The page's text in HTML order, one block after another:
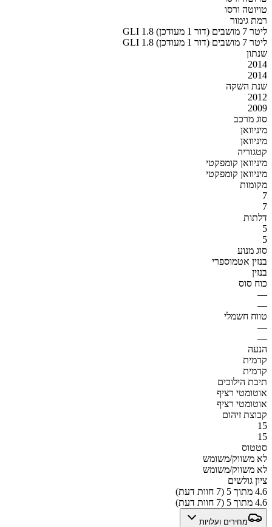
טויוטה ורסו
רמת גימור
GLI 1.8 ליטר 7 מושבים (דור 1 מעודכן)
GLI 1.8 ליטר 7 מושבים (דור 1 מעודכן)
שנתון
2014
2014
שנת השקה
2012
2009
סוג מרכב
מיניוואן
מיניוואן
קטגוריה
מיניוואן קומפקטי
מיניוואן קומפקטי
מקומות
7
7
דלתות
5
5
סוג מנוע
בנזין אטמוספרי
בנזין
כוח סוס
—
—
טווח חשמלי
—
—
הנעה
קדמית
קדמית
תיבת הילוכים
אוטומטי רציף
אוטומטי רציף
קבוצת זיהום
15
15
סטטוס
לא משווק/משומש
לא משווק/משומש
ציון גולשים
4.6 מתוך 5 (7 חוות דעת)
4.6 מתוך 5 (7 חוות דעת)
מחירים ועלויות